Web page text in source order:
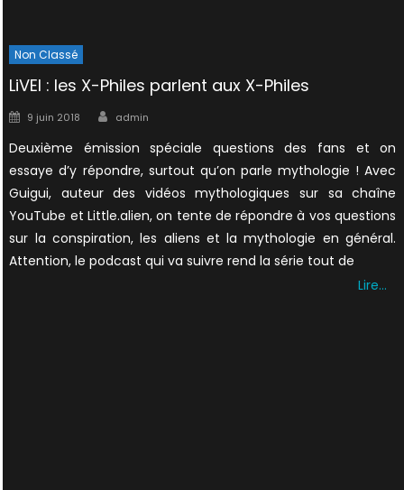
Non Classé
LiVEI : les X-Philes parlent aux X-Philes
Posted
9 juin 2018 Author
admin
Deuxième émission spéciale questions des fans et on
essaye d’y répondre, surtout qu’on parle mythologie ! Avec
Guigui, auteur des vidéos mythologiques sur sa chaîne
YouTube et Little.alien, on tente de répondre à vos questions
sur la conspiration, les aliens et la mythologie en général.
Attention, le podcast qui va suivre rend la série tout de
Lire…